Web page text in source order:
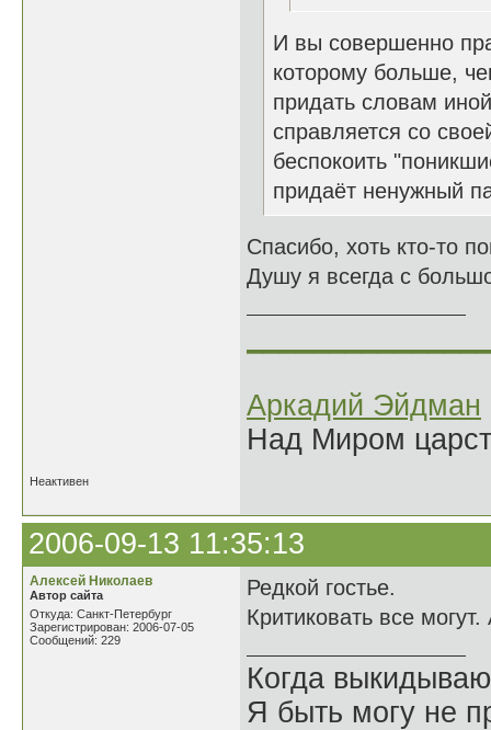
И вы совершенно
которому больше,
придать словам
справляется со
беспокоить
придаёт ненужный
Спасибо, хоть кто-то
Душу я всегда с
Аркадий Эйдман
Над Миром
Неактивен
2006-09-13 11:35:13
Алексей Николаев
Автор сайта
Откуда: Санкт-Петербург
Зарегистрирован: 2006-07-05
Сообщений: 229
Редкой гостье.
Критиковать все
Когда
Я быть могу не